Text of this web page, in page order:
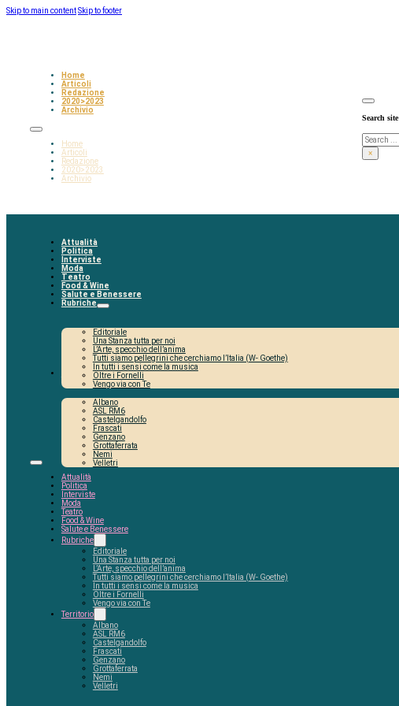
Skip to main contentSkip to footer
Home
Articoli
Redazione
2020>2023
Archivio
Home
Articoli
Redazione
2020>2023
Archivio
Search site
Search
×
Attualità
Politica
Interviste
Moda
Teatro
Food & Wine
Salute e Benessere
Rubriche
Editoriale
Una Stanza tutta per noi
L’Arte, specchio dell’anima
Tutti siamo pellegrini che cerchiamo l’Italia (W- Goethe)
In tutti i sensi come la musica
Oltre i Fornelli
Vengo via con Te
Territorio
Albano
ASL RM6
Castelgandolfo
Frascati
Genzano
Grottaferrata
Nemi
Velletri
Attualità
Politica
Interviste
Moda
Teatro
Food & Wine
Salute e Benessere
Rubriche
Editoriale
Una Stanza tutta per noi
L’Arte, specchio dell’anima
Tutti siamo pellegrini che cerchiamo l’Italia (W- Goethe)
In tutti i sensi come la musica
Oltre i Fornelli
Vengo via con Te
Territorio
Albano
ASL RM6
Castelgandolfo
Frascati
Genzano
Grottaferrata
Nemi
Velletri